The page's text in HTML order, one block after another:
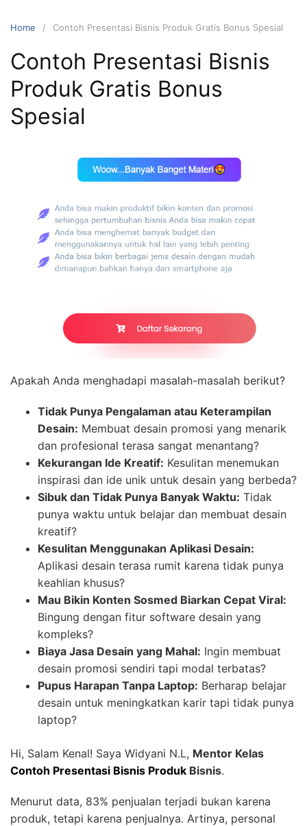
Home Contoh Presentasi Bisnis Produk Gratis Bonus Spesial
Contoh Presentasi Bisnis
Produk Gratis Bonus
Spesial
Apakah Anda menghadapi masalah-masalah berikut?
Tidak Punya Pengalaman atau Keterampilan
Desain: Membuat desain promosi yang menarik
dan profesional terasa sangat menantang?
Kekurangan Ide Kreatif: Kesulitan menemukan
inspirasi dan ide unik untuk desain yang berbeda?
Sibuk dan Tidak Punya Banyak Waktu: Tidak
punya waktu untuk belajar dan membuat desain
kreatif?
Kesulitan Menggunakan Aplikasi Desain:
Aplikasi desain terasa rumit karena tidak punya
keahlian khusus?
Mau Bikin Konten Sosmed Biarkan Cepat Viral:
Bingung dengan fitur software desain yang
kompleks?
Biaya Jasa Desain yang Mahal: Ingin membuat
desain promosi sendiri tapi modal terbatas?
Pupus Harapan Tanpa Laptop: Berharap belajar
desain untuk meningkatkan karir tapi tidak punya
laptop?
Hi, Salam Kenal! Saya Widyani N.L, Mentor Kelas
Contoh Presentasi Bisnis Produk Bisnis.
Menurut data, 83% penjualan terjadi bukan karena
produk, tetapi karena penjualnya. Artinya, personal